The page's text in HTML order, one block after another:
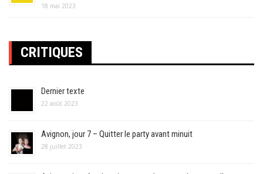
18 mai 2023
CRITIQUES
Dernier texte
22 août 2023
Avignon, jour 7 – Quitter le party avant minuit
28 juillet 2023